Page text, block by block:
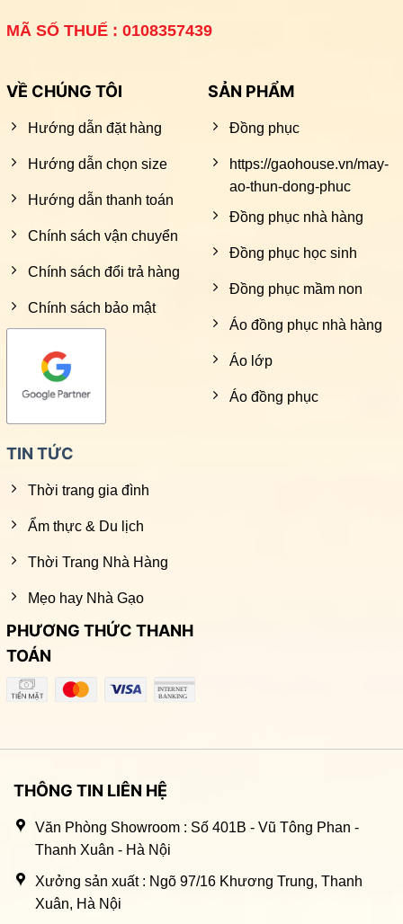
MÃ SỐ THUẾ : 0108357439
VỀ CHÚNG TÔI
Hướng dẫn đặt hàng
Hướng dẫn chọn size
Hướng dẫn thanh toán
Chính sách vận chuyển
Chính sách đổi trả hàng
Chính sách bảo mật
SẢN PHẨM
Đồng phục
https://gaohouse.vn/may-
ao-thun-dong-phuc
Đồng phục nhà hàng
Đồng phục học sinh
Đồng phục mầm non
Áo đồng phục nhà hàng
Áo lớp
Áo đồng phục
TIN TỨC
Thời trang gia đình
Ẩm thực & Du lịch
Thời Trang Nhà Hàng
Mẹo hay Nhà Gạo
PHƯƠNG THỨC THANH
TOÁN
THÔNG TIN LIÊN HỆ
Văn Phòng Showroom : Số 401B - Vũ Tông Phan -
Thanh Xuân - Hà Nội
Xưởng sản xuất : Ngõ 97/16 Khương Trung, Thanh
Xuân, Hà Nội